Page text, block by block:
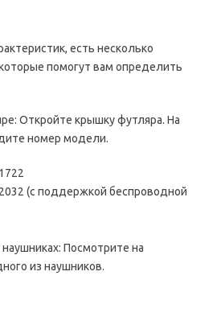
есть несколько
помогут вам определить
Откройте крышку футляра. На
номер модели.
(с поддержкой беспроводной
Посмотрите на
из наушников.